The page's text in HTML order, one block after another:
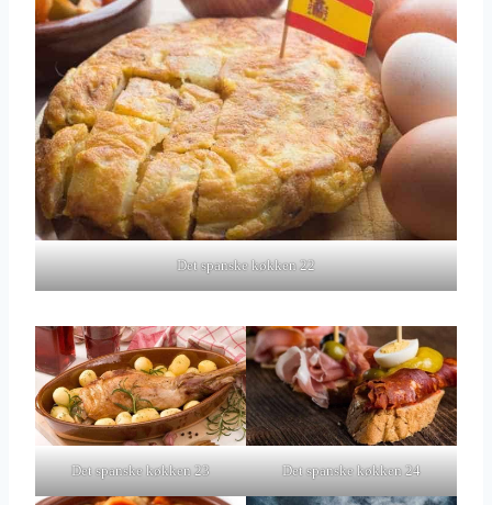
Det spanske køkken 22
Det spanske køkken 23 Det spanske køkken 24